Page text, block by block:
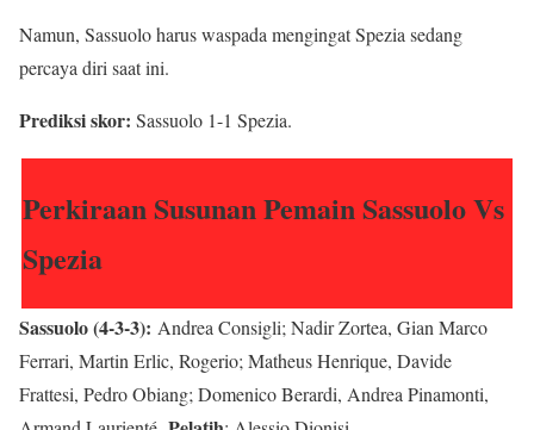
Namun, Sassuolo harus waspada mengingat Spezia sedang
percaya diri saat ini.
Prediksi skor: Sassuolo 1-1 Spezia.
Perkiraan Susunan Pemain Sassuolo Vs
Spezia
Sassuolo (4-3-3): Andrea Consigli; Nadir Zortea, Gian Marco
Ferrari, Martin Erlic, Rogerio; Matheus Henrique, Davide
Frattesi, Pedro Obiang; Domenico Berardi, Andrea Pinamonti,